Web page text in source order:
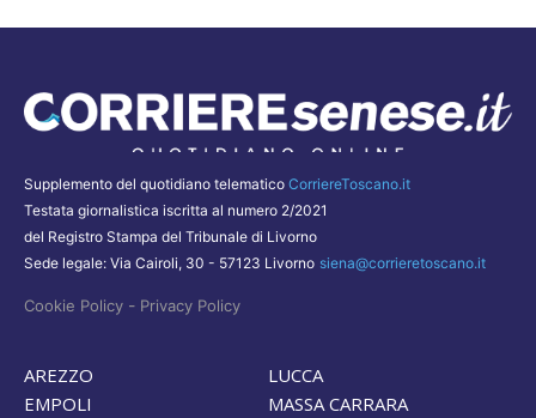
Supplemento del quotidiano telematico CorriereToscano.it
Testata giornalistica iscritta al numero 2/2021
del Registro Stampa del Tribunale di Livorno
Sede legale: Via Cairoli, 30 - 57123 Livorno siena@corrieretoscano.it
Cookie Policy - Privacy Policy
AREZZO
EMPOLI
LUCCA
MASSA CARRARA